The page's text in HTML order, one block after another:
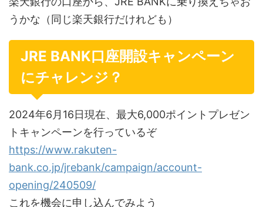
うかな（同じ楽天銀行だけれども）
JRE BANK口座開設キャンペーン
にチャレンジ？
2024年6月16日現在、最大6,000ポイントプレゼン
トキャンペーンを行っているぞ
https://www.rakuten-
bank.co.jp/jrebank/campaign/account-
opening/240509/
これを機会に申し込んでみよう